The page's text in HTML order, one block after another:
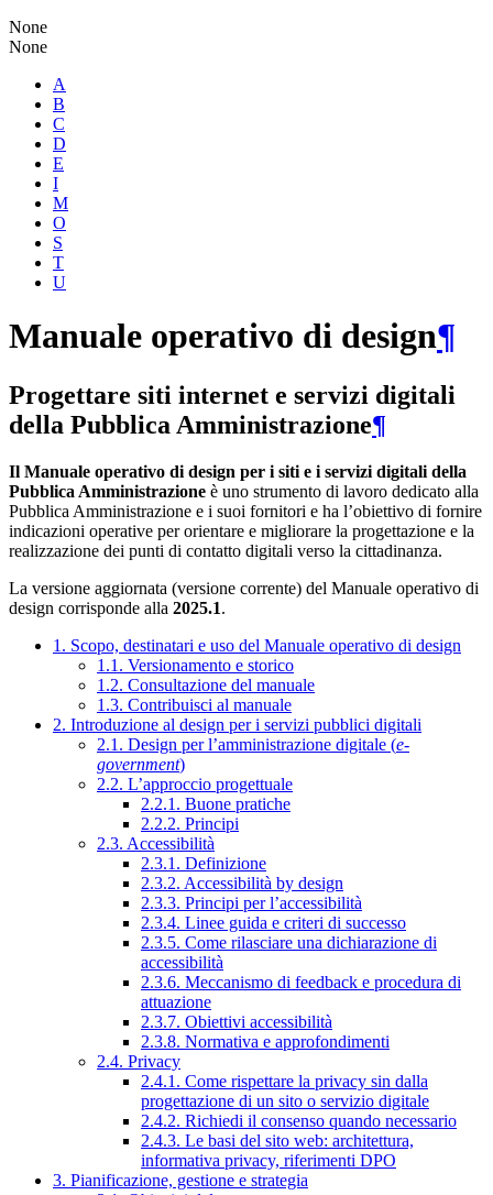
None
None
A
B
C
D
E
I
M
O
S
T
U
Manuale operativo di design¶
Progettare siti internet e servizi digitali
della Pubblica Amministrazione¶
Il Manuale operativo di design per i siti e i servizi digitali della
Pubblica Amministrazione è uno strumento di lavoro dedicato alla
Pubblica Amministrazione e i suoi fornitori e ha l’obiettivo di fornire
indicazioni operative per orientare e migliorare la progettazione e la
realizzazione dei punti di contatto digitali verso la cittadinanza.
La versione aggiornata (versione corrente) del Manuale operativo di
design corrisponde alla 2025.1.
1. Scopo, destinatari e uso del Manuale operativo di design
1.1. Versionamento e storico
1.2. Consultazione del manuale
1.3. Contribuisci al manuale
2. Introduzione al design per i servizi pubblici digitali
2.1. Design per l’amministrazione digitale (e-
government)
2.2. L’approccio progettuale
2.2.1. Buone pratiche
2.2.2. Principi
2.3. Accessibilità
2.3.1. Definizione
2.3.2. Accessibilità by design
2.3.3. Principi per l’accessibilità
2.3.4. Linee guida e criteri di successo
2.3.5. Come rilasciare una dichiarazione di
accessibilità
2.3.6. Meccanismo di feedback e procedura di
attuazione
2.3.7. Obiettivi accessibilità
2.3.8. Normativa e approfondimenti
2.4. Privacy
2.4.1. Come rispettare la privacy sin dalla
progettazione di un sito o servizio digitale
2.4.2. Richiedi il consenso quando necessario
2.4.3. Le basi del sito web: architettura,
informativa privacy, riferimenti DPO
3. Pianificazione, gestione e strategia